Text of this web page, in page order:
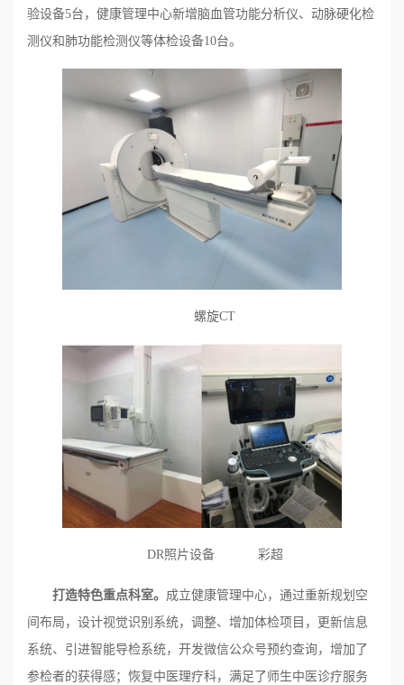
验设备5台，健康管理中心新增脑血管功能分析仪、动脉硬化检
测仪和肺功能检测仪等体检设备10台。
螺旋CT
DR照片设备 彩超
打造特色重点科室。 成立健康管理中心，通过重新规划空
间布局，设计视觉识别系统，调整、增加体检项目，更新信息
系统、引进智能导检系统，开发微信公众号预约查询，增加了
参检者的获得感；恢复中医理疗科，满足了师生中医诊疗服务